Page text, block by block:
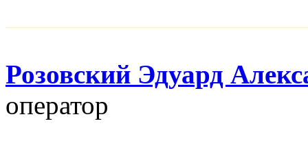
Розовский Эдуард
оператор